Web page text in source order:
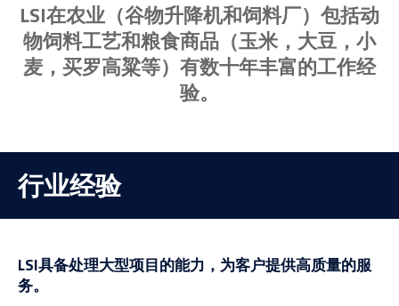
LSI在农业（谷物升降机和饲料厂）包括动
物饲料工艺和粮食商品（玉米，大豆，小
麦，买罗高粱等）有数十年丰富的工作经
验。
行业经验
LSI具备处理大型项目的能力，为客户提供高质量的服
务。